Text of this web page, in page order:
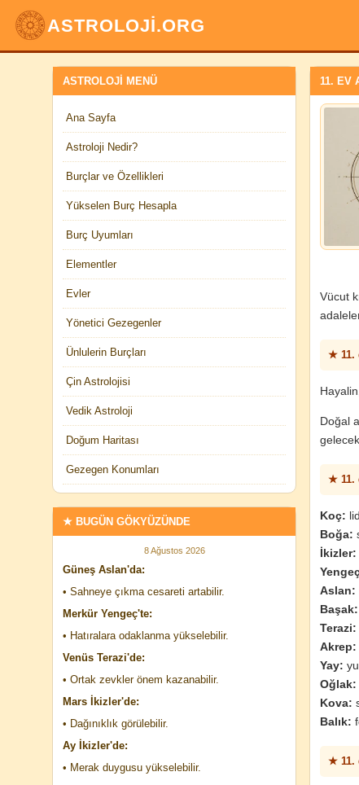
ASTROLOJİ.ORG
ASTROLOJI MENÜ
Ana Sayfa
Astroloji Nedir?
Burçlar ve Özellikleri
Yükselen Burç Hesapla
Burç Uyumları
Elementler
Evler
Yönetici Gezegenler
Ünlulerin Burçları
Çin Astrolojisi
Vedik Astroloji
Doğum Haritası
Gezegen Konumları
★ BUGÜN GÖKYÜZÜNDE
8 Ağustos 2026
Güneş Aslan'da:
• Sahneye çıkma cesareti artabilir.
Merkür Yengeç'te:
• Hatıralara odaklanma yükselebilir.
Venüs Terazi'de:
• Ortak zevkler önem kazanabilir.
Mars İkizler'de:
• Dağınıklık görülebilir.
Ay İkizler'de:
• Merak duygusu yükselebilir.
11. EV
Vücut
★ 11.
Doğal
★ 11.
Koç:
Boğa:
İkizler:
Aslan:
Başak:
Terazi:
Akrep:
Yay:
Oğlak:
Kova:
Balık:
★ 11.